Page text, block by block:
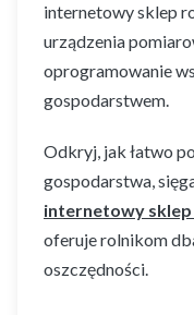
internetowy sklep
urządzenia
oprogramowanie
gospodarstwem.
Odkryj, jak łatwo
gospodarstwa,
internetowy sklep
oferuje rolnikom
oszczędności.